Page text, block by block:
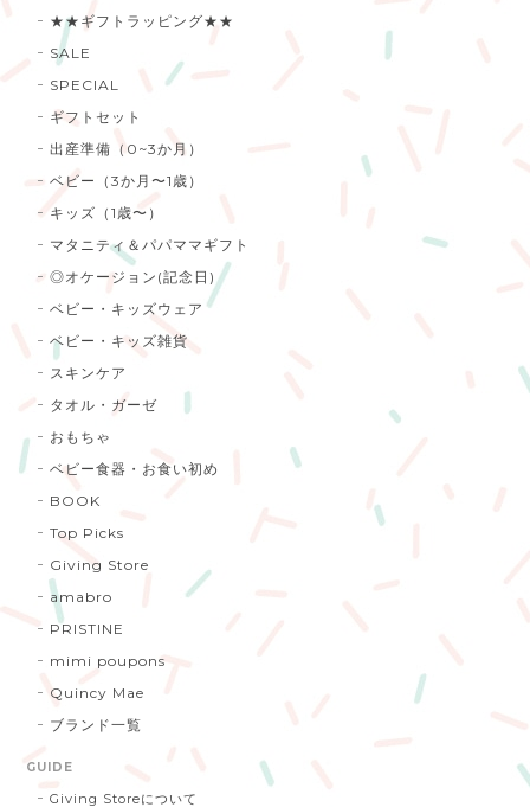
★★ギフトラッピング★★
SALE
SPECIAL
ギフトセット
出産準備（0~3か月）
ベビー（3か月〜1歳）
キッズ（1歳〜）
マタニティ＆パパママギフト
◎オケージョン(記念日)
ベビー・キッズウェア
ベビー・キッズ雑貨
スキンケア
タオル・ガーゼ
おもちゃ
ベビー食器・お食い初め
BOOK
Top Picks
Giving Store
amabro
PRISTINE
mimi poupons
Quincy Mae
ブランド一覧
GUIDE
Giving Storeについて